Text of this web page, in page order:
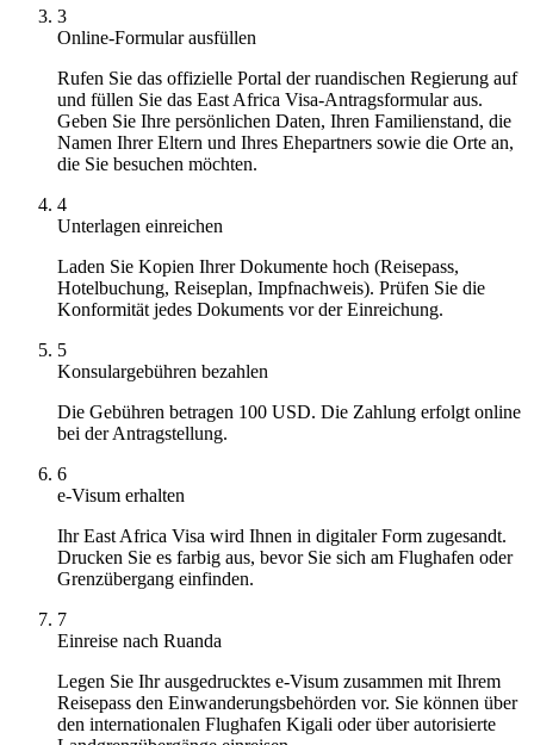
3
Online-Formular ausfüllen
Rufen Sie das offizielle Portal der ruandischen Regierung auf
und füllen Sie das East Africa Visa-Antragsformular aus.
Geben Sie Ihre persönlichen Daten, Ihren Familienstand, die
Namen Ihrer Eltern und Ihres Ehepartners sowie die Orte an,
die Sie besuchen möchten.
4
Unterlagen einreichen
Laden Sie Kopien Ihrer Dokumente hoch (Reisepass,
Hotelbuchung, Reiseplan, Impfnachweis). Prüfen Sie die
Konformität jedes Dokuments vor der Einreichung.
5
Konsulargebühren bezahlen
Die Gebühren betragen 100 USD. Die Zahlung erfolgt online
bei der Antragstellung.
6
e-Visum erhalten
Ihr East Africa Visa wird Ihnen in digitaler Form zugesandt.
Drucken Sie es farbig aus, bevor Sie sich am Flughafen oder
Grenzübergang einfinden.
7
Einreise nach Ruanda
Legen Sie Ihr ausgedrucktes e-Visum zusammen mit Ihrem
Reisepass den Einwanderungsbehörden vor. Sie können über
den internationalen Flughafen Kigali oder über autorisierte